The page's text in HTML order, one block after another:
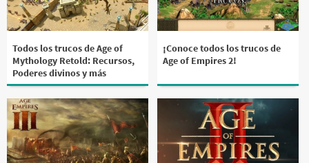
Todos los trucos de Age of
Mythology Retold: Recursos,
Poderes divinos y más
¡Conoce todos los trucos de
Age of Empires 2!